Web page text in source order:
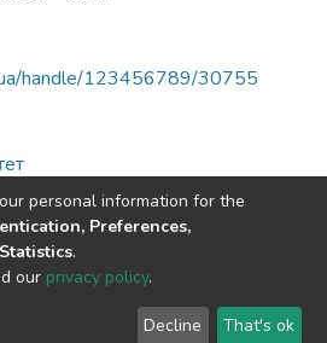
handle/123456789/30755
© 2009-2026
End User
Send
personal information for the
Preferences,
.
our privacy policy.
Decline That's ok